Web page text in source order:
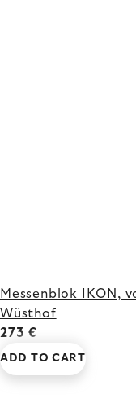
Messenblok IKON,
Wüsthof
273 €
ADD TO CART